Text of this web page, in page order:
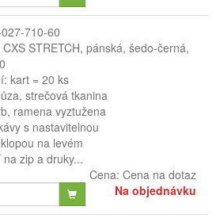
710-60
CXS STRETCH, pánská, šedo-černá,
kart = 20 ks
strečová tkanina
ramena vyztužena
s nastavitelnou
na levém
zip a druky...
Cena: Cena na dotaz
Na objednávku